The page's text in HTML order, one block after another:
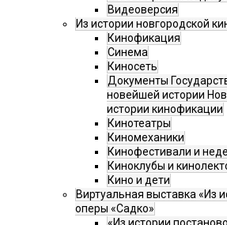
Видеоверсия
Из истории новгородской
Кинофикация
Синема
Киносеть
Документы
новейшей истории
истории кинофикации
Кинотеатры
Киномеханики
Кинофестивали и
Киноклубы и
Кино и дети
Виртуальная выставка «Из
оперы «Садко»